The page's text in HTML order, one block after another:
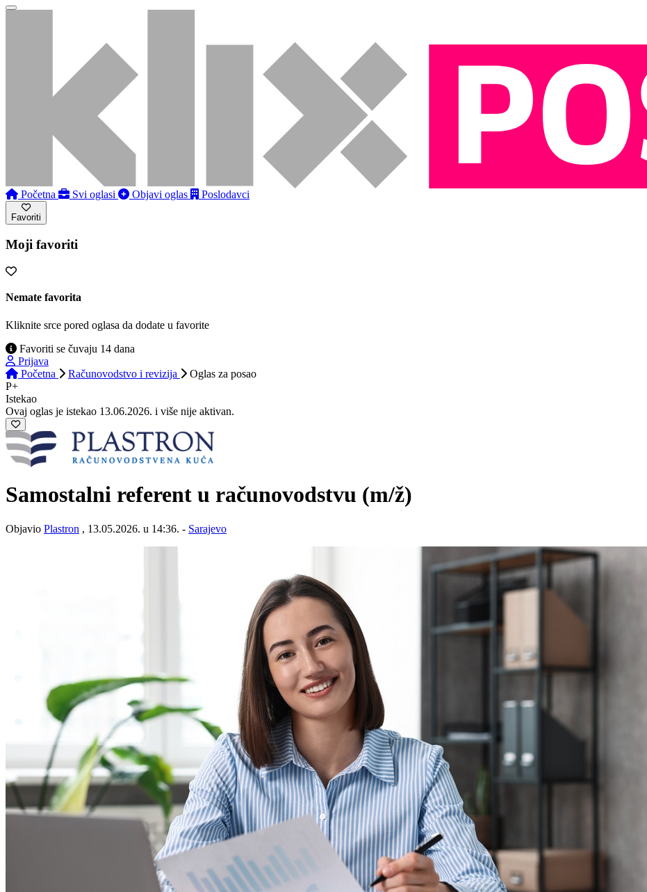
Početna Svi oglasi Objavi oglas Poslodavci
Favoriti
Moji favoriti
Nemate favorita
Kliknite srce pored oglasa da dodate u favorite
Favoriti se čuvaju 14 dana
Prijava
Početna
Računovodstvo i revizija Oglas za posao
P+
Istekao
Ovaj oglas je istekao 13.06.2026. i više nije aktivan.
Samostalni referent u računovodstvu (m/ž)
Objavio Plastron , 13.05.2026. u 14:36. - Sarajevo